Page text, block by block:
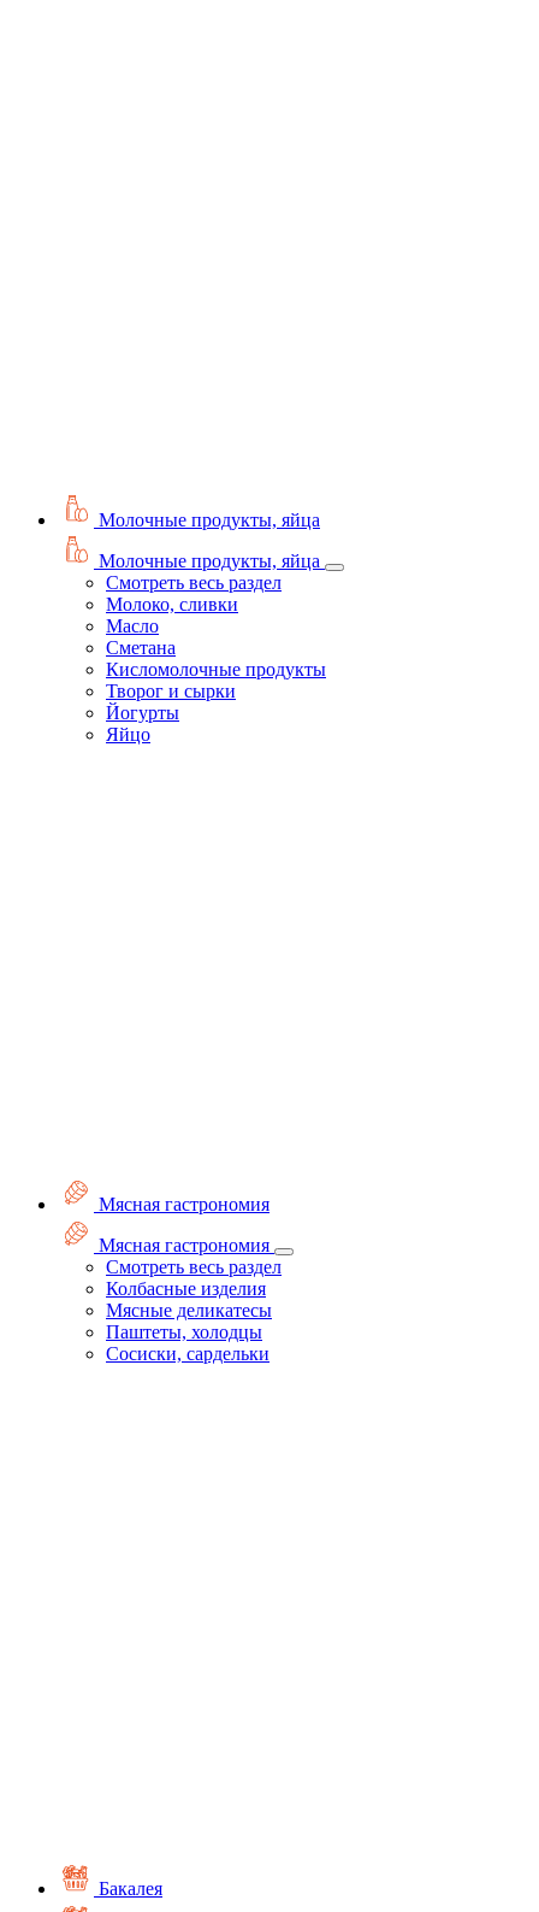
Молочные продукты, яйца
Молочные продукты, яйца
Смотреть весь раздел
Молоко, сливки
Масло
Сметана
Кисломолочные продукты
Творог и сырки
Йогурты
Яйцо
Мясная гастрономия
Мясная гастрономия
Смотреть весь раздел
Колбасные изделия
Мясные деликатесы
Паштеты, холодцы
Сосиски, сардельки
Бакалея